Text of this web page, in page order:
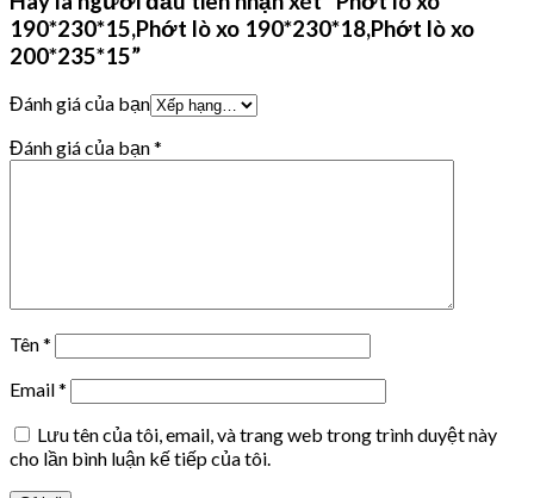
190*230*15,Phớt lò xo 190*230*18,Phớt lò xo
200*235*15”
Đánh giá của bạn
Đánh giá của bạn*
Tên*
Email*
Lưu tên của tôi, email, và trang web trong trình duyệt này
cho lần bình luận kế tiếp của tôi.